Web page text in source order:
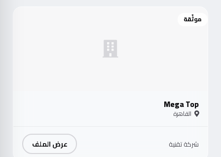
موثّقة
Mega Top
القاهرة
شركة تقنية عرض الملف